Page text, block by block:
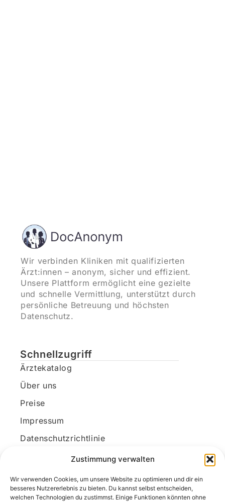
Zustimmung verwalten
Wir verwenden Cookies, um unsere Website zu optimieren und dir ein
besseres Nutzererlebnis zu bieten. Du kannst selbst entscheiden,
welchen Technologien du zustimmst. Einige Funktionen könnten ohne
Wir verbinden Kliniken mit qualifizierten
Ärzt:innen – anonym, sicher und effizient.
Unsere Plattform ermöglicht eine gezielte
und schnelle Vermittlung, unterstützt durch
persönliche Betreuung und höchsten
Datenschutz.
Schnellzugriff
Ärztekatalog
Über uns
Preise
Impressum
Datenschutzrichtlinie
Kundenkonto
Unsere Kontaktdaten
E-Mail: kontakt@docanonym.com